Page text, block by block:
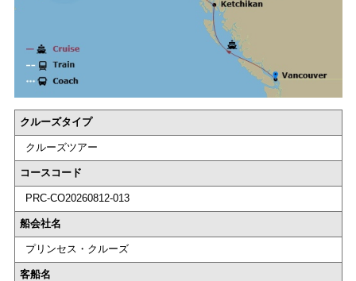
クルーズタイプ
クルーズツアー
コースコード
PRC-CO20260812-013
船会社名
プリンセス・クルーズ
客船名